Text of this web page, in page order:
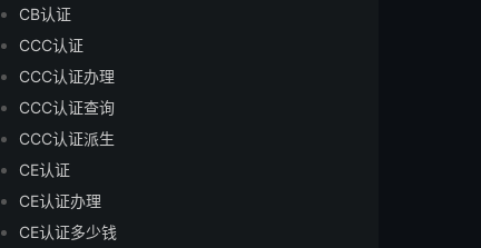
CB认证
CCC认证
CCC认证办理
CCC认证查询
CCC认证派生
CE认证
CE认证办理
CE认证多少钱